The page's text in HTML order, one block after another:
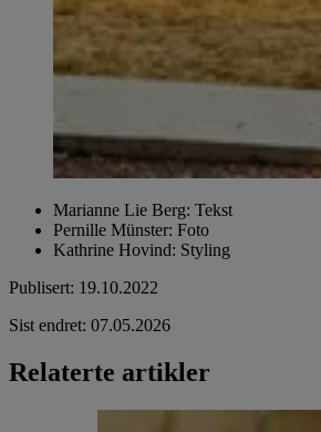
Marianne Lie Berg: Tekst
Pernille Münster: Foto
Kathrine Hovind: Styling
Publisert: 19.10.2022
Sist endret: 07.05.2026
Relaterte artikler